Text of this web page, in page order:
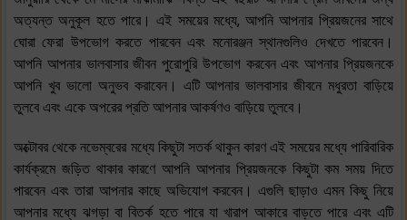
অত্যন্ত অনুকূল হতে পারে। এই সময়ের মধ্যে, আপনি আপনার প্রিয়জনের সাথে
ঘোরা ফেরা উপভোগ করতে পারবেন এবং মনোরঞ্জন স্থানগুলিও দেখতে পারবেন।
আপনি আপনার ভালবাসার জীবন পুরোপুরি উপভোগ করবেন এবং আপনার প্রিয়জনকে
আপনি খুব ভালো অনুভব করাবেন। এটি আপনার ভালবাসার জীবনে মধুরতা বাড়িয়ে
তুলবে এবং একে অপরের প্রতি আপনার আকর্ষণও বাড়িয়ে তুলবে।
অক্টোবর থেকে নভেম্বরের মধ্যে কিছুটা সতর্ক থাকুন কারণ এই সময়ের মধ্যে পারিবারিক
কার্যক্রমে জড়িত থাকার কারণে আপনি আপনার প্রিয়জনকে কিছুটা কম সময় দিতে
পারবেন এবং তারা আপনার কাছে অভিযোগ করবেন। এগুলি ছাড়াও এমন কিছু নিয়ে
আপনার মধ্যে ঝগড়া বা বিতর্ক হতে পারে যা খারাপ আকারে বাড়তে পারে এবং এটি